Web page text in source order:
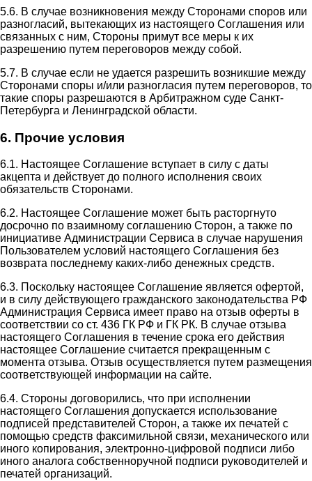
5.6. В случае возникновения между Сторонами споров или
разногласий, вытекающих из настоящего Соглашения или
связанных с ним, Стороны примут все меры к их
разрешению путем переговоров между собой.
5.7. В случае если не удается разрешить возникшие между
Сторонами споры и/или разногласия путем переговоров, то
такие споры разрешаются в Арбитражном суде Санкт-
Петербурга и Ленинградской области.
6. Прочие условия
6.1. Настоящее Соглашение вступает в силу с даты
акцепта и действует до полного исполнения своих
обязательств Сторонами.
6.2. Настоящее Соглашение может быть расторгнуто
досрочно по взаимному соглашению Сторон, а также по
инициативе Администрации Сервиса в случае нарушения
Пользователем условий настоящего Соглашения без
возврата последнему каких-либо денежных средств.
6.3. Поскольку настоящее Соглашение является офертой,
и в силу действующего гражданского законодательства РФ
Администрация Сервиса имеет право на отзыв оферты в
соответствии со ст. 436 ГК РФ и ГК РК. В случае отзыва
настоящего Соглашения в течение срока его действия
настоящее Соглашение считается прекращенным с
момента отзыва. Отзыв осуществляется путем размещения
соответствующей информации на сайте.
6.4. Стороны договорились, что при исполнении
настоящего Соглашения допускается использование
подписей представителей Сторон, а также их печатей с
помощью средств факсимильной связи, механического или
иного копирования, электронно-цифровой подписи либо
иного аналога собственноручной подписи руководителей и
печатей организаций.